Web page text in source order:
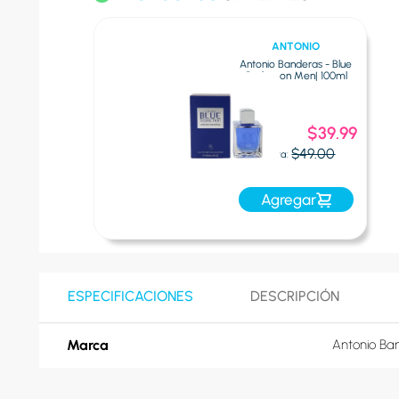
ANTONIO
BANDERAS
Antonio Banderas - Blue
Seduction Men| 100ml
Oferta:$49.00
Oferta
Express:
$39.99
Agregar
ESPECIFICACIONES DESCRIPCIÓN
Marca Antonio